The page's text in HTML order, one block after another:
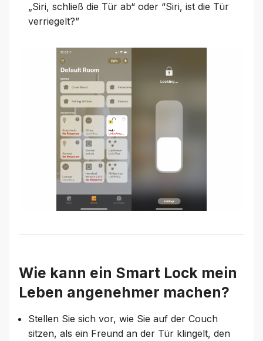
„Siri, schließ die Tür ab“ oder “Siri, ist die Tür
verriegelt?”
Wie kann ein Smart Lock mein
Leben angenehmer machen?
Stellen Sie sich vor, wie Sie auf der Couch
sitzen, als ein Freund an der Tür klingelt, den